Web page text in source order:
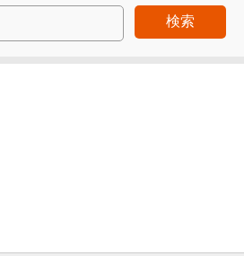
検索